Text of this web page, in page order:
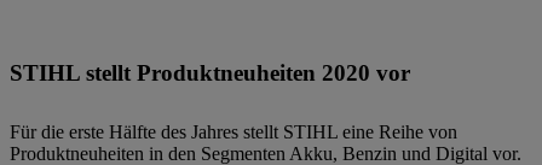
STIHL stellt Produktneuheiten 2020 vor
Für die erste Hälfte des Jahres stellt STIHL eine Reihe von
Produktneuheiten in den Segmenten Akku, Benzin und Digital vor.